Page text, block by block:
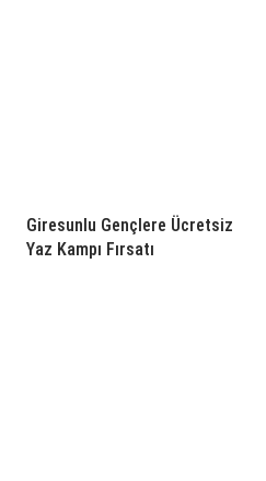
Giresunlu Gençlere Ücretsiz
Yaz Kampı Fırsatı